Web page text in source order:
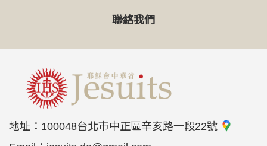
聯絡我們
地址： 100048台北市中正區辛亥路一段22號